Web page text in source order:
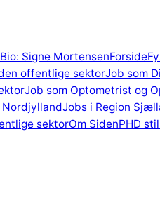
Signe MortensenForside
offentlige sektorJob som
Job som Optometrist og
NordjyllandJobs i Region
sektorOm SidenPHD